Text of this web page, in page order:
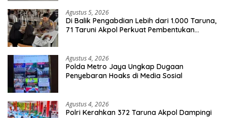
Agustus 5, 2026
Di Balik Pengabdian Lebih dari 1.000 Taruna,
71 Taruni Akpol Perkuat Pembentukan
Agustus 4, 2026
Polda Metro Jaya Ungkap Dugaan
Penyebaran Hoaks di Media Sosial
Agustus 4, 2026
Polri Kerahkan 372 Taruna Akpol Dampingi